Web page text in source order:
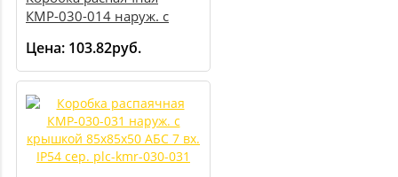
КМР-030-014 наруж. с
8 входов IP54 сер. plc-kmr-
030-014
Цена: 103.82руб.